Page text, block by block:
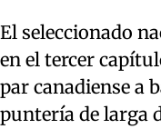
El seleccionado
en el tercer
par canadiense a
puntería de larga